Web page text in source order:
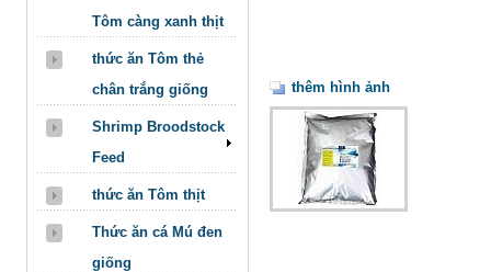
thêm hình ảnh
Tôm càng xanh thịt
thức ăn Tôm thẻ
chân trắng giống
Shrimp Broodstock
Feed
thức ăn Tôm thịt
Thức ăn cá Mú đen
giống